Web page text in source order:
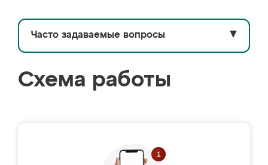
Часто задаваемые вопросы ▼
Схема работы